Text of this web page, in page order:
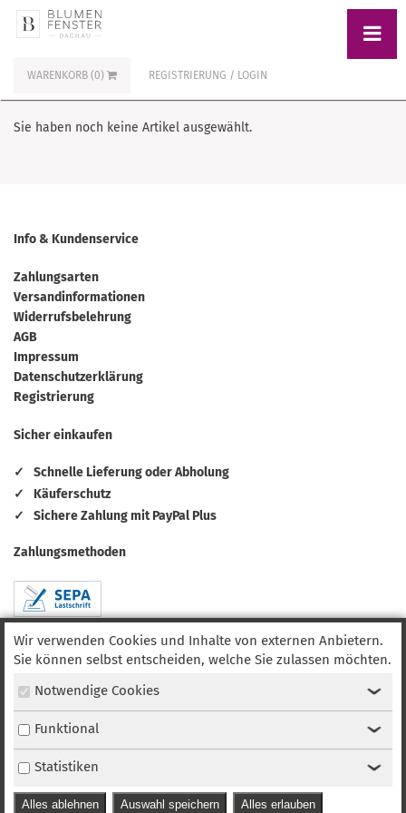
WARENKORB (0) REGISTRIERUNG / LOGIN
Sie haben noch keine Artikel ausgewählt.
Info & Kundenservice
Zahlungsarten
Versandinformationen
Widerrufsbelehrung
AGB
Impressum
Datenschutzerklärung
Registrierung
Sicher einkaufen
✓
Schnelle Lieferung oder Abholung
✓
Käuferschutz
✓
Sichere Zahlung mit PayPal Plus
Zahlungsmethoden
Wir verwenden Cookies und Inhalte von externen Anbietern.
Sie können selbst entscheiden, welche Sie zulassen möchten.
Notwendige Cookies
‹
Funktional ‹
Statistiken ‹
Alles ablehnen Auswahl speichern Alles erlauben